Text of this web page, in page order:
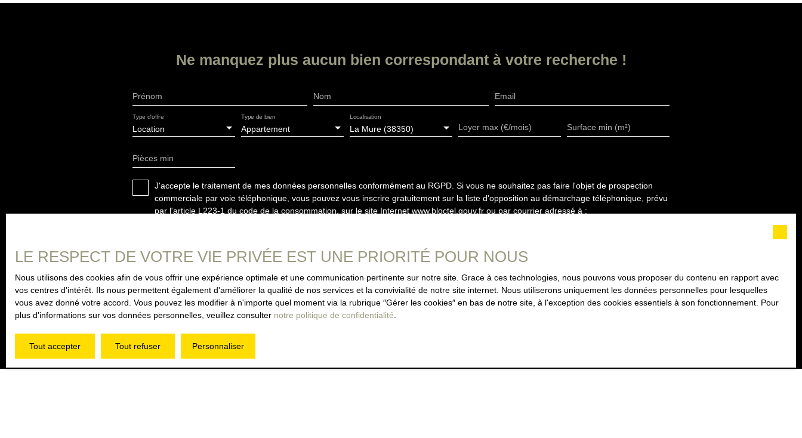
Ne manquez plus aucun bien correspondant à votre recherche !
Prénom Nom Email
Location
Type d'offre
Appartement
Type de bien
La Mure (38350)
Localisation
Loyer max (€/mois) Surface min (m²)
Pièces min
J'accepte le traitement de mes données personnelles conformément au RGPD. Si vous ne souhaitez pas faire l'objet de prospection
commerciale par voie téléphonique, vous pouvez vous inscrire gratuitement sur la liste d'opposition au démarchage téléphonique, prévu
par l'article L223-1 du code de la consommation, sur le site Internet www.bloctel.gouv.fr ou par courrier adressé à :
Pour en savoir plus sur le traitement de vos données personnelles, veuillez consulter notrepolitique de confidentialité
Recevoir des annonces
LE RESPECT DE VOTRE VIE PRIVÉE EST UNE PRIORITÉ POUR NOUS
Nous utilisons des cookies afin de vous offrir une expérience optimale et une communication pertinente sur notre site. Grace à ces technologies, nous pouvons vous proposer du contenu en rapport avec
vos centres d'intérêt. Ils nous permettent également d'améliorer la qualité de nos services et la convivialité de notre site internet. Nous utiliserons uniquement les données personnelles pour lesquelles
vous avez donné votre accord. Vous pouvez les modifier à n'importe quel moment via la rubrique ″Gérer les cookies″ en bas de notre site, à l'exception des cookies essentiels à son fonctionnement. Pour
plus d'informations sur vos données personnelles, veuillez consulter notre politique de confidentialité
Tout accepter Tout refuser Personnaliser